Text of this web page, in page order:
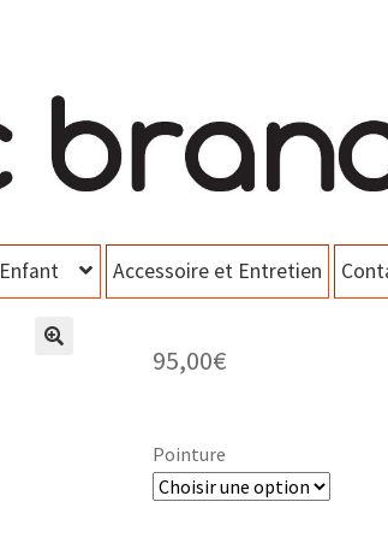
Enfant Accessoire et Entretien
95,00€
Pointure